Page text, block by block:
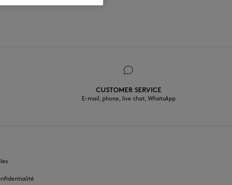
CUSTOMER SERVICE
E-mail, phone, live chat, WhatsApp